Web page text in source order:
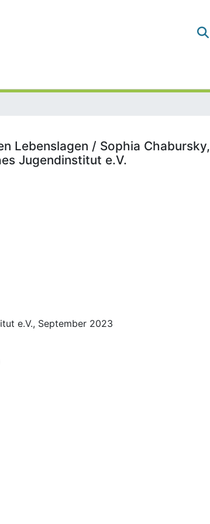
Lebenslagen / Sophia Chabursky,
Jugendinstitut e.V.
e.V., September 2023